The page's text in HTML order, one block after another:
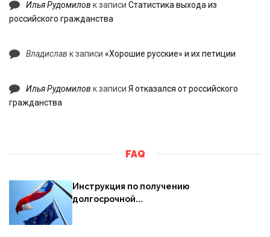
Илья Рудомилов к записи Статистика выхода из
российского гражданства
Владислав к записи «Хорошие русские» и их петиции
Илья Рудомилов к записи Я отказался от российского
гражданства
FAQ
Инструкция по получению
долгосрочной...